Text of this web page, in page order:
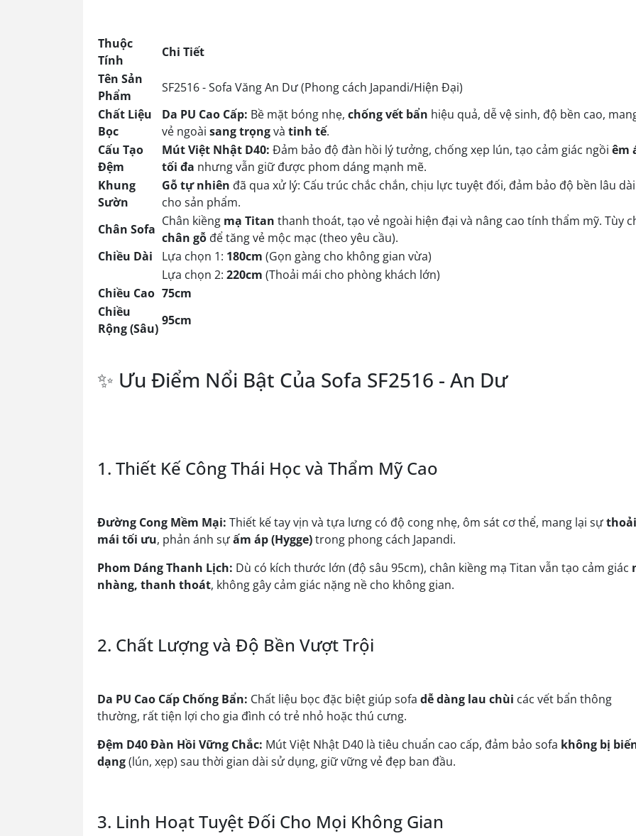
Thuộc
Tính
Chi Tiết
Tên Sản
Phẩm
SF2516 - Sofa Văng An Dư (Phong cách Japandi/Hiện Đại)
Chất Liệu
Bọc
Da PU Cao Cấp: Bề mặt bóng nhẹ, chống vết bẩn hiệu quả, dễ vệ sinh, độ bền cao,
vẻ ngoài sang trọngvà tinh tế.
Cấu Tạo
Đệm
Mút Việt Nhật D40: Đảm bảo độ đàn hồi lý tưởng, chống xẹp lún, tạo cảm giác ngồi êm
tối đa nhưng vẫn giữ được phom dáng mạnh mẽ.
Khung
Sườn
Gỗ tự nhiên đã qua xử lý: Cấu trúc chắc chắn, chịu lực tuyệt đối, đảm bảo độ bền lâu dài
cho sản phẩm.
Chân Sofa
Chân kiềng mạ Titan thanh thoát, tạo vẻ ngoài hiện đại và nâng cao tính thẩm mỹ. Tùy
chân gỗ để tăng vẻ mộc mạc (theo yêu cầu).
Chiều Dài
Lựa chọn 1: 180cm (Gọn gàng cho không gian vừa)
Lựa chọn 2: 220cm (Thoải mái cho phòng khách lớn)
Chiều Cao 75cm
Chiều
Rộng (Sâu)
95cm
✨ Ưu Điểm Nổi Bật Của Sofa SF2516 - An Dư
1. Thiết Kế Công Thái Học và Thẩm Mỹ Cao
Đường Cong Mềm Mại: Thiết kế tay vịn và tựa lưng có độ cong nhẹ, ôm sát cơ thể, mang lại sựthoải
mái tối ưu, phản ánh sựấm áp (Hygge)trong phong cách Japandi.
Phom Dáng Thanh Lịch: Dù có kích thước lớn (độ sâu 95cm), chân kiềng mạ Titan vẫn tạo cảm giác
nhàng, thanh thoát, không gây cảm giác nặng nề cho không gian.
2. Chất Lượng và Độ Bền Vượt Trội
Da PU Cao Cấp Chống Bẩn: Chất liệu bọc đặc biệt giúp sofa dễ dàng lau chùi các vết bẩn thông
thường, rất tiện lợi cho gia đình có trẻ nhỏ hoặc thú cưng.
Đệm D40 Đàn Hồi Vững Chắc: Mút Việt Nhật D40 là tiêu chuẩn cao cấp, đảm bảo sofa không bị
dạng(lún, xẹp) sau thời gian dài sử dụng, giữ vững vẻ đẹp ban đầu.
3. Linh Hoạt Tuyệt Đối Cho Mọi Không Gian